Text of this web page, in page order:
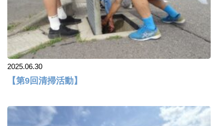
2025.06.30
【第9回清掃活動】